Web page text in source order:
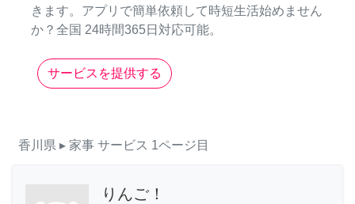
きます。アプリで簡単依頼して時短生活始めません
か？全国 24時間365日対応可能。
サービスを提供する
香川県 ▸ 家事 サービス 1ページ目
りんご！